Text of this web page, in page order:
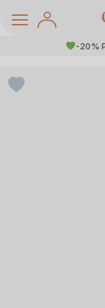
-20%